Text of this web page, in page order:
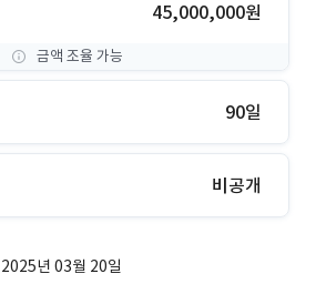
45,000,000원
금액 조율 가능
90일
비공개
2025년 03월 20일